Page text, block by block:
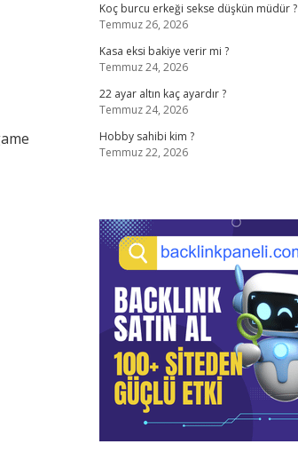
Koç burcu erkeği sekse düşkün müdür ?
Temmuz 26, 2026
Kasa eksi bakiye verir mi ?
Temmuz 24, 2026
22 ayar altın kaç ayardır ?
Temmuz 24, 2026
Hobby sahibi kim ?
Temmuz 22, 2026